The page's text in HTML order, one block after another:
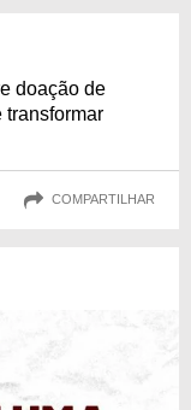
doação de
transformar
COMPARTILHAR